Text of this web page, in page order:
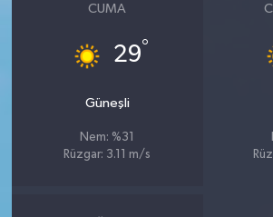
CUMA
29°
Güneşli
Nem: %31
Rüzgar: 3.11 m/s